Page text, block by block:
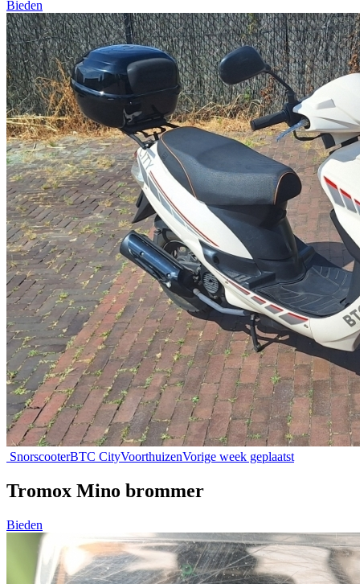
Bieden
SnorscooterBTC CityVoorthuizenVorige week geplaatst
Tromox Mino brommer
Bieden